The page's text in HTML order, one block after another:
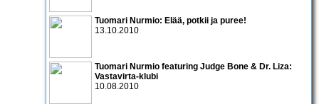
Tuomari Nurmio: Elää, potkii ja puree!
13.10.2010
Tuomari Nurmio featuring Judge Bone & Dr. Liza:
Vastavirta-klubi
10.08.2010